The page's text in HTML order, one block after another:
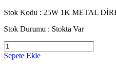
Stok Kodu : 25W 1K METAL
Stok Durumu : Stokta Var
Sepete Ekle